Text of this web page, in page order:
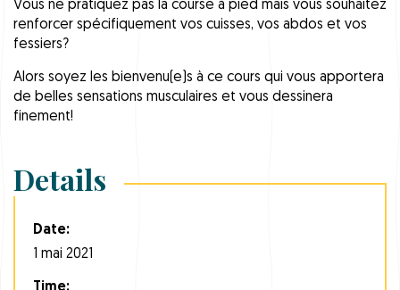
Vous ne pratiquez pas la course à pied mais vous souhaitez
renforcer spécifiquement vos cuisses, vos abdos et vos
fessiers?
Alors soyez les bienvenu(e)s à ce cours qui vous apportera
de belles sensations musculaires et vous dessinera
finement!
Details
Date:
1 mai 2021
Time: